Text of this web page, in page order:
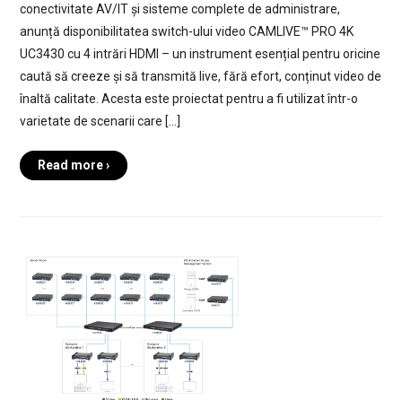
conectivitate AV/IT și sisteme complete de administrare,
anunță disponibilitatea switch-ului video CAMLIVE™ PRO 4K
UC3430 cu 4 intrări HDMI – un instrument esențial pentru oricine
caută să creeze și să transmită live, fără efort, conținut video de
înaltă calitate. Acesta este proiectat pentru a fi utilizat într-o
varietate de scenarii care […]
Read more ›